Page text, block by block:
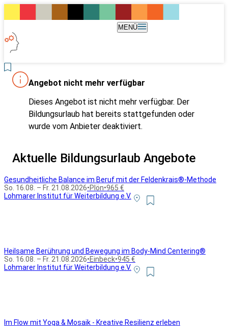
MENÜ
Angebot nicht mehr verfügbar
Dieses Angebot ist nicht mehr verfügbar. Der
Bildungsurlaub hat bereits stattgefunden oder
wurde vom Anbieter deaktiviert.
Aktuelle Bildungsurlaub Angebote
Gesundheitliche Balance im Beruf mit der Feldenkrais®-Methode
So. 16.08. – Fr. 21.08.2026•Plön•965 €
Lohmarer Institut für Weiterbildung e.V.
Heilsame Berührung und Bewegung im Body-Mind Centering®
So. 16.08. – Fr. 21.08.2026•Einbeck•945 €
Lohmarer Institut für Weiterbildung e.V.
Im Flow mit Yoga & Mosaik - Kreative Resilienz erleben